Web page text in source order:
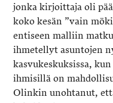
jonka kirjoittaja oli
koko kesän ”vain
entiseen malliin
ihmetellyt asuntojen
kasvukeskuksissa,
ihmisillä on
Olinkin unohtanut,